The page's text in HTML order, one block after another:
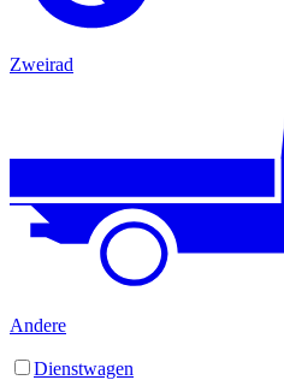
Zweirad
Andere
Dienstwagen